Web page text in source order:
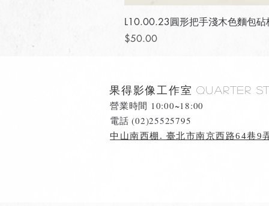
L10.00.23圓形把手淺木色麵包砧
價格
$50.00
果得影像工作室Quarter
營業時間 10:00~18:00
​電話 (02)25525795
中山南西棚. 臺北市南京西路64巷9